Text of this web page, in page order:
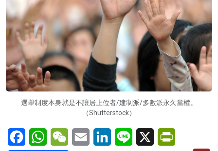
選舉制度本身就是不讓居上位者/建制派/多數派永久當權。
（Shutterstock）
FacebookWhatsAppWeChatEmail LinkedInLine X